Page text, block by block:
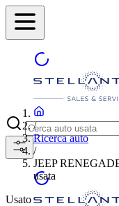
/
Ricerca auto
/
JEEP
usata
Usato